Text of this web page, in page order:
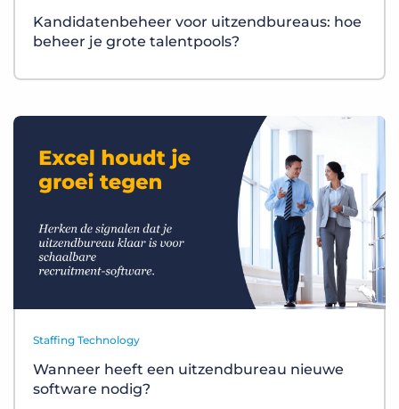
Kandidatenbeheer voor uitzendbureaus: hoe
beheer je grote talentpools?
Staffing Technology
Wanneer heeft een uitzendbureau nieuwe
software nodig?